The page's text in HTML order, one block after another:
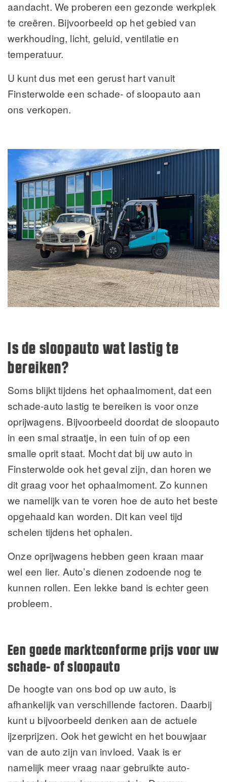
aandacht. We proberen een gezonde werkplek
te creëren. Bijvoorbeeld op het gebied van
werkhouding, licht, geluid, ventilatie en
temperatuur.
U kunt dus met een gerust hart vanuit
Finsterwolde een schade- of sloopauto aan
ons verkopen.
Is de sloopauto wat lastig te
bereiken?
Soms blijkt tijdens het ophaalmoment, dat een
schade-auto lastig te bereiken is voor onze
oprijwagens. Bijvoorbeeld doordat de sloopauto
in een smal straatje, in een tuin of op een
smalle oprit staat. Mocht dat bij uw auto in
Finsterwolde ook het geval zijn, dan horen we
dit graag voor het ophaalmoment. Zo kunnen
we namelijk van te voren hoe de auto het beste
opgehaald kan worden. Dit kan veel tijd
schelen tijdens het ophalen.
Onze oprijwagens hebben geen kraan maar
wel een lier. Auto’s dienen zodoende nog te
kunnen rollen. Een lekke band is echter geen
probleem.
Een goede marktconforme prijs voor uw
schade- of sloopauto
De hoogte van ons bod op uw auto, is
afhankelijk van verschillende factoren. Daarbij
kunt u bijvoorbeeld denken aan de actuele
ijzerprijzen. Ook het gewicht en het bouwjaar
van de auto zijn van invloed. Vaak is er
namelijk meer vraag naar gebruikte auto-